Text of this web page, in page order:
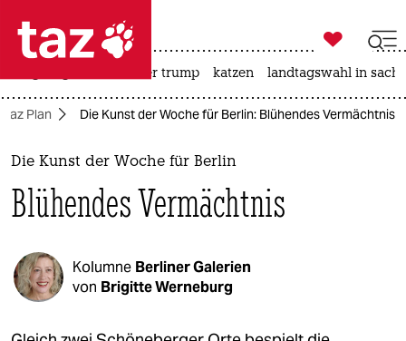
 taz zahl ich
taz zahl ich
themen
politik
öko
gesellschaft
kultur

taz zahl ich
usa unter trump katzen landtagswahl in
taz Plan Die Kunst der Woche für Berlin: Blühendes Vermächtnis
Die Kunst der Woche für Berlin
Blühendes Vermächtnis
Kolumne Berliner Galerien
von Brigitte Werneburg